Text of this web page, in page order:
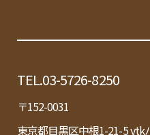
TEL.03-5726-8250
〒152-0031
東京都目黒区中根1-21-5 ytk